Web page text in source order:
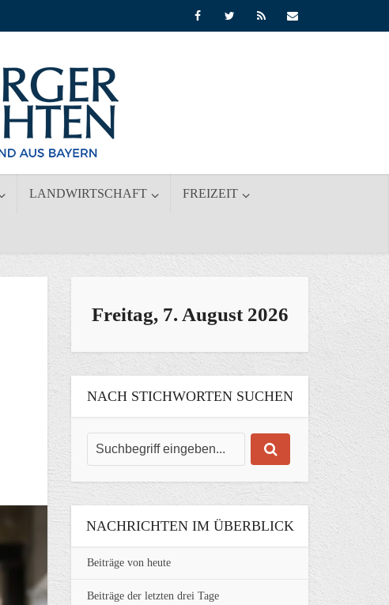
LANDWIRTSCHAFT FREIZEIT
Freitag, 7. August 2026
NACH STICHWORTEN SUCHEN
NACHRICHTEN IM ÜBERBLICK
Beiträge von heute
Beiträge der letzten drei Tage